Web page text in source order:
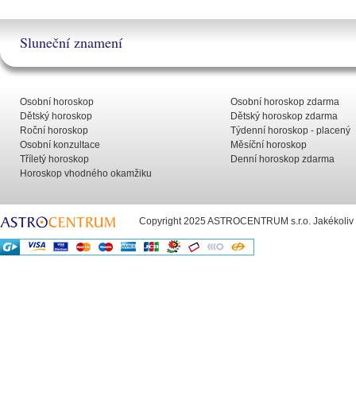
Sluneční znamení
Osobní horoskop
Dětský horoskop
Roční horoskop
Osobní konzultace
Tříletý horoskop
Horoskop vhodného okamžiku
Osobní horoskop zdarma
Dětský horoskop zdarma
Týdenní horoskop - placený
Měsíční horoskop
Denní horoskop zdarma
Copyright 2025 ASTROCENTRUM s.r.o.